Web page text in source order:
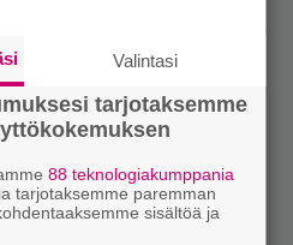
Valintasi
tarjotaksemme
88 teknologiakumppania
tarjotaksemme paremman
sisältöä ja